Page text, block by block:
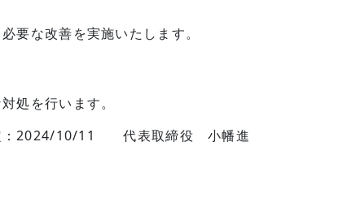
要な改善を実施いたします。
処を行います。
：2024/10/11 代表取締役 小幡進